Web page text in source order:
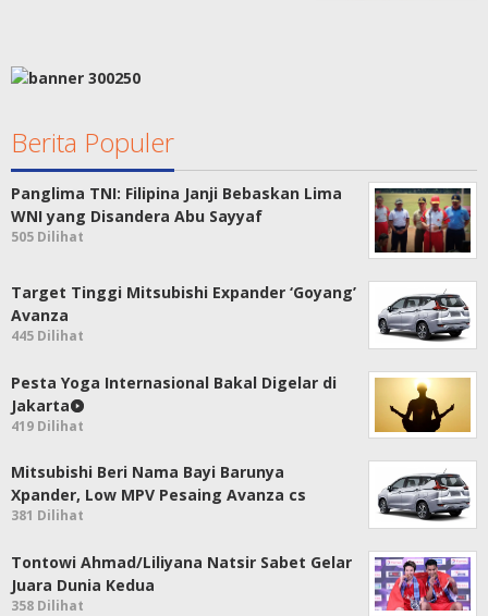
Berita Populer
Panglima TNI: Filipina Janji Bebaskan Lima
WNI yang Disandera Abu Sayyaf
505 Dilihat
Target Tinggi Mitsubishi Expander ‘Goyang’
Avanza
445 Dilihat
Pesta Yoga Internasional Bakal Digelar di
Jakarta
419 Dilihat
Mitsubishi Beri Nama Bayi Barunya
Xpander, Low MPV Pesaing Avanza cs
381 Dilihat
Tontowi Ahmad/Liliyana Natsir Sabet Gelar
Juara Dunia Kedua
358 Dilihat